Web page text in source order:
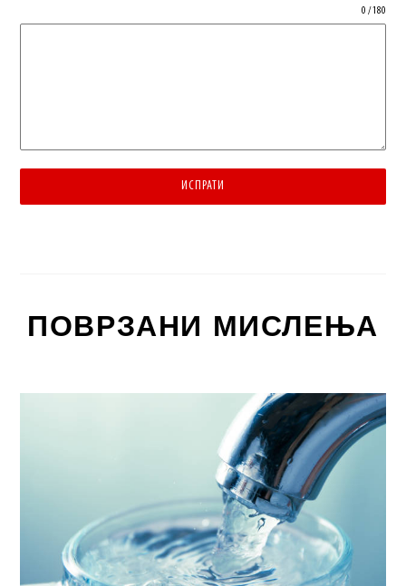
0 / 180
ИСПРАТИ
ПОВРЗАНИ МИСЛЕЊА